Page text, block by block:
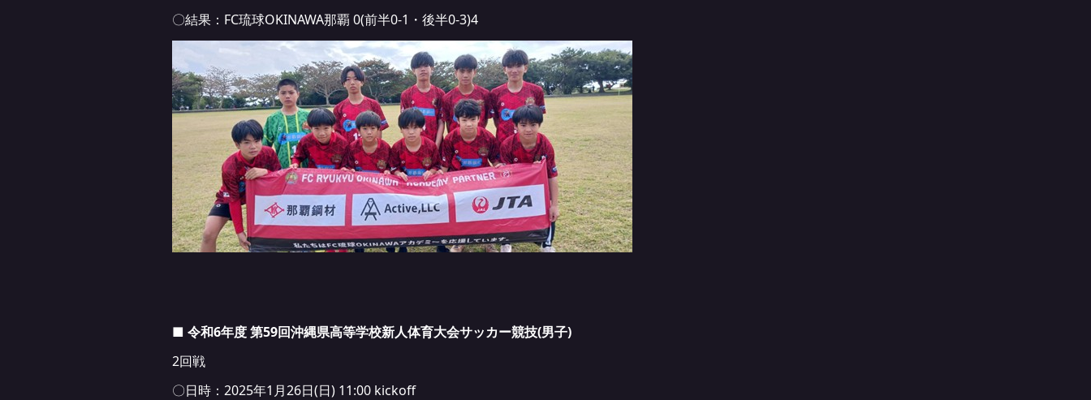
〇結果：FC琉球OKINAWA那覇 0(前半0-1・後半0-3)4
■ 令和6年度 第59回沖縄県高等学校新人体育大会サッカー競技(男子)
2回戦
〇日時：2025年1月26日(日) 11:00 kickoff